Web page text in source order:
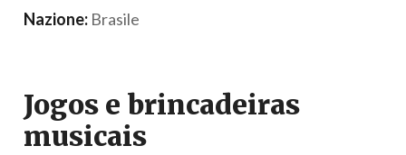
Nazione: Brasile
Jogos e brincadeiras
musicais